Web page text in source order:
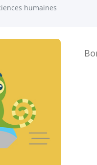
humaines